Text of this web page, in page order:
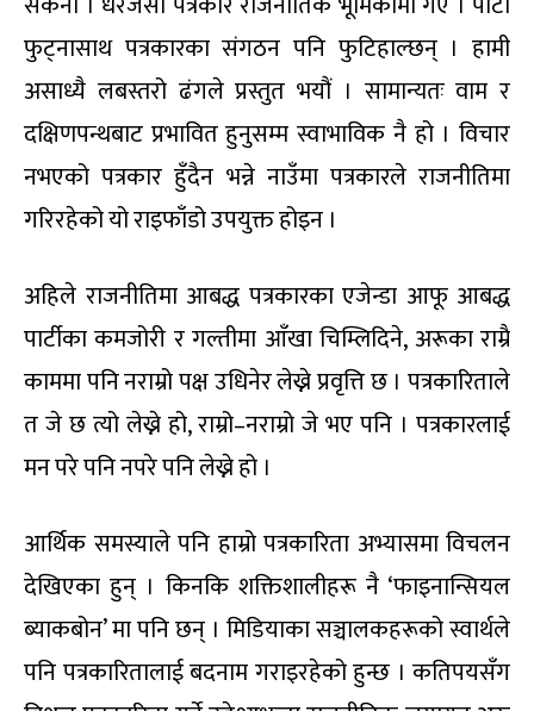
फुट्नासाथ पत्रकारका संगठन पनि फुटिहाल्छन् । हामी
असाध्यै लबस्तरो ढंगले प्रस्तुत भयौं । सामान्यतः वाम र
दक्षिणपन्थबाट प्रभावित हुनुसम्म स्वाभाविक नै हो । विचार
नभएको पत्रकार हुँदैन भन्ने नाउँमा पत्रकारले राजनीतिमा
गरिरहेको यो राइफाँडो उपयुक्त होइन ।
अहिले राजनीतिमा आबद्ध पत्रकारका एजेन्डा आफू आबद्ध
पार्टीका कमजोरी र गल्तीमा आँखा चिम्लिदिने, अरूका राम्रै
काममा पनि नराम्रो पक्ष उधिनेर लेख्ने प्रवृत्ति छ । पत्रकारिताले
त जे छ त्यो लेख्ने हो, राम्रो–नराम्रो जे भए पनि । पत्रकारलाई
मन परे पनि नपरे पनि लेख्ने हो ।
आर्थिक समस्याले पनि हाम्रो पत्रकारिता अभ्यासमा विचलन
देखिएका हुन् । किनकि शक्तिशालीहरू नै ‘फाइनान्सियल
ब्याकबोन’ मा पनि छन् । मिडियाका सञ्चालकहरूको स्वार्थले
पनि पत्रकारितालाई बदनाम गराइरहेको हुन्छ । कतिपयसँग